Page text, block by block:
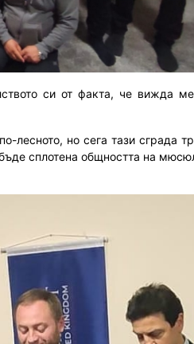
си от факта, че вижда
лесното, но сега тази сграда
сплотена общността на